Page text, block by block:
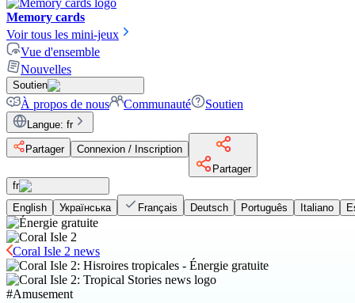
Memory cards
Voir tous les mini-jeux
Vue d'ensemble
Nouvelles
Soutien
À propos de nous Communauté Soutien
Langue: fr
Partager
Connexion / Inscription
Partager
fr
English
Українська Français Deutsch Português Italiano
Coral Isle 2 news
#Amusement